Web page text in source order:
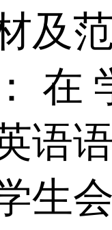
及
在
语
生